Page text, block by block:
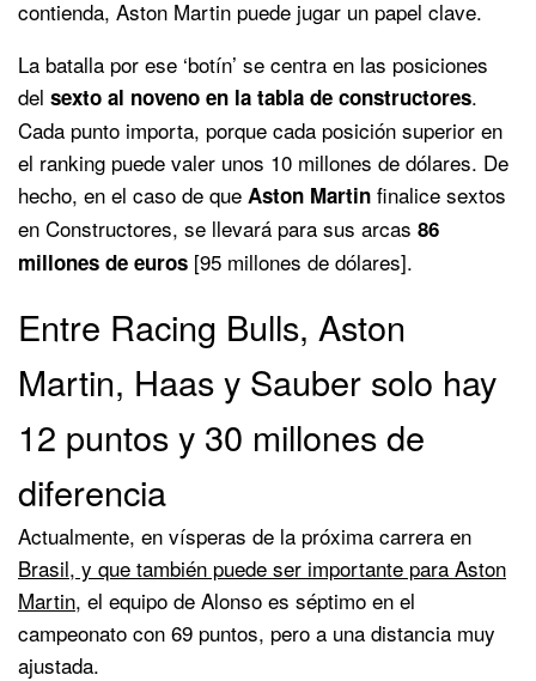
contienda, Aston Martin puede jugar un papel clave.
La batalla por ese ‘botín’ se centra en las posiciones
del sexto al noveno en la tabla de constructores.
Cada punto importa, porque cada posición superior en
el ranking puede valer unos 10 millones de dólares. De
hecho, en el caso de que Aston Martin finalice sextos
en Constructores, se llevará para sus arcas 86
millones de euros [95 millones de dólares].
Entre Racing Bulls, Aston
Martin, Haas y Sauber solo hay
12 puntos y 30 millones de
diferencia
Actualmente, en vísperas de la próxima carrera en
Brasil, y que también puede ser importante para Aston
Martin, el equipo de Alonso es séptimo en el
campeonato con 69 puntos, pero a una distancia muy
ajustada.